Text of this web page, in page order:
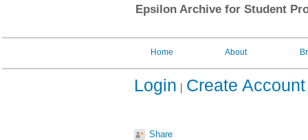
Epsilon Archive for Student
Home About
Login Create Account
Share